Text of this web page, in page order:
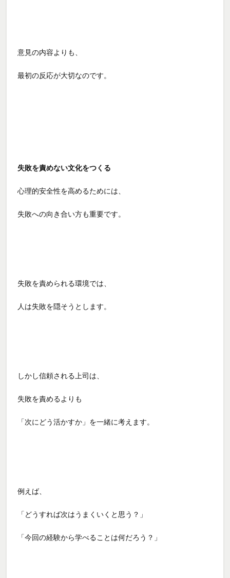
意見の内容よりも、
最初の反応が大切なのです。
失敗を責めない文化をつくる
心理的安全性を高めるためには、
失敗への向き合い方も重要です。
失敗を責められる環境では、
人は失敗を隠そうとします。
しかし信頼される上司は、
失敗を責めるよりも
「次にどう活かすか」を一緒に考えます。
例えば、
「どうすれば次はうまくいくと思う？」
「今回の経験から学べることは何だろう？」